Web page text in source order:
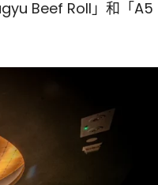
Beef Roll」和「A5